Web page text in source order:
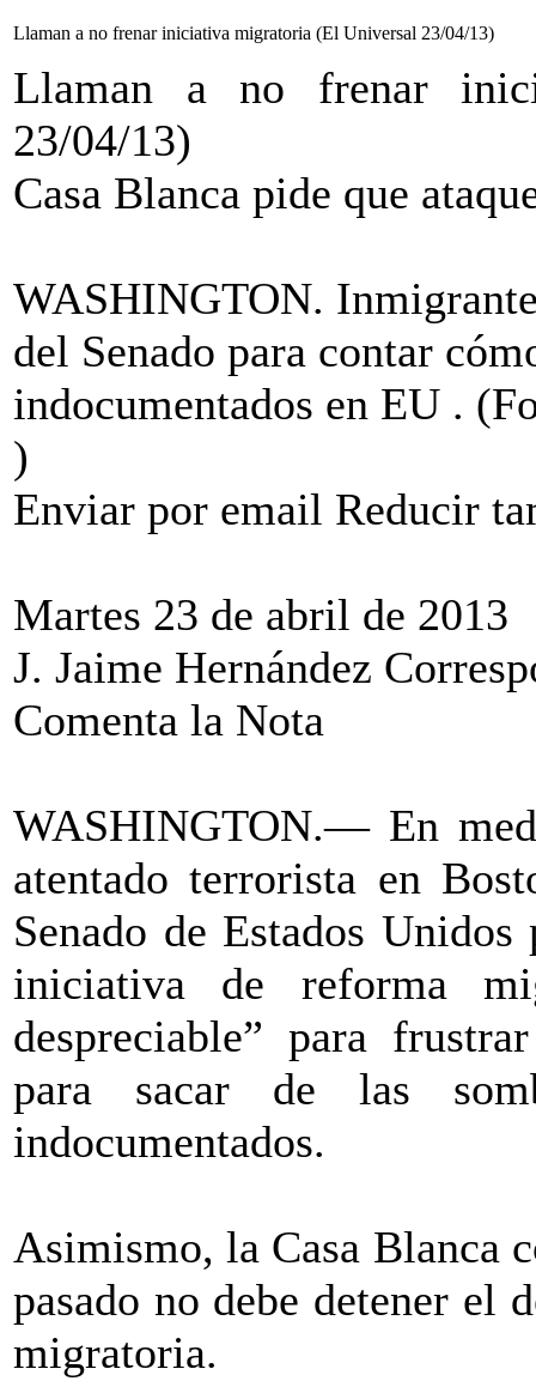
Llaman a no frenar iniciativa migratoria (El Universal 23/04/13)
Llaman a no frenar
23/04/13)
Casa Blanca pide que
WASHINGTON.
del Senado para contar
indocumentados en EU .
)
Enviar por email Reducir
Martes 23 de abril de 2013
J. Jaime Hernández
Comenta la Nota
WASHINGTON.— En
atentado terrorista en
Senado de Estados
iniciativa de reforma
despreciable” para
para sacar de las
indocumentados.
Asimismo, la Casa Blanca
pasado no debe detener el
migratoria.